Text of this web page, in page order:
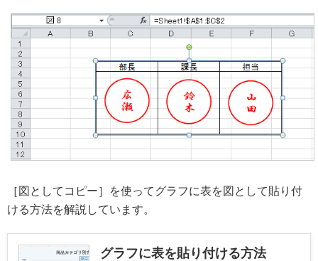
［図としてコピー］を使ってグラフに表を図として貼り付
ける方法を解説しています。
グラフに表を貼り付ける方法